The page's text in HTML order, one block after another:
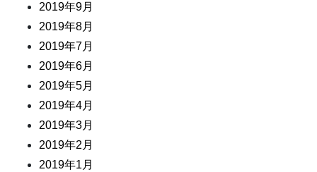
2019年9月
2019年8月
2019年7月
2019年6月
2019年5月
2019年4月
2019年3月
2019年2月
2019年1月